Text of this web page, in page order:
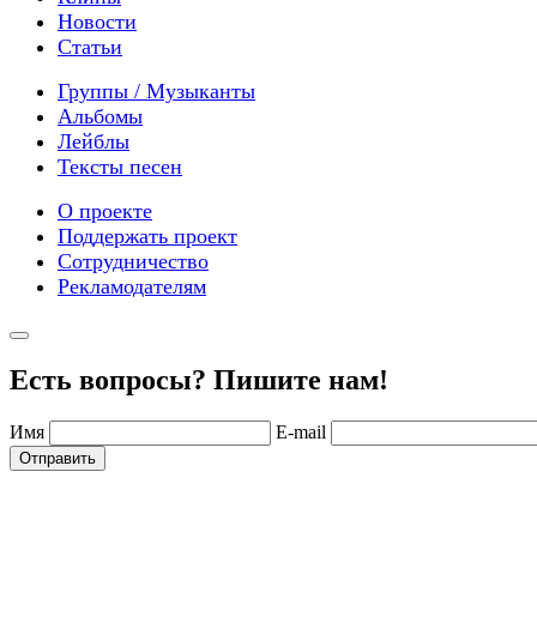
Новости
Статьи
Группы / Музыканты
Альбомы
Лейблы
Тексты песен
О проекте
Поддержать проект
Сотрудничество
Рекламодателям
Есть вопросы? Пишите нам!
Имя E-mail